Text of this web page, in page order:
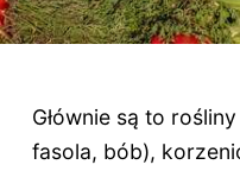
Głównie są to
fasola, bób),